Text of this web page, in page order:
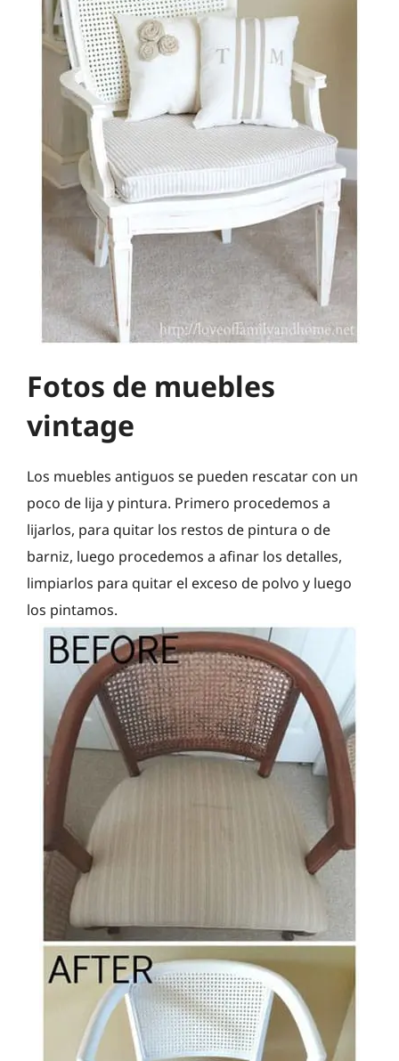
Fotos de muebles
vintage
Los muebles antiguos se pueden rescatar con un
poco de lija y pintura. Primero procedemos a
lijarlos, para quitar los restos de pintura o de
barniz, luego procedemos a afinar los detalles,
limpiarlos para quitar el exceso de polvo y luego
los pintamos.